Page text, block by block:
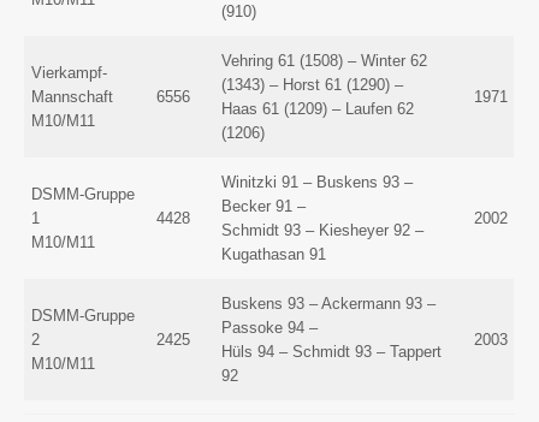
(910)
Vierkampf-
Mannschaft
M10/M11
6556
Vehring 61 (1508) – Winter 62
(1343) – Horst 61 (1290) –
Haas 61 (1209) – Laufen 62
(1206)
1971
DSMM-Gruppe
1
M10/M11
4428
Winitzki 91 – Buskens 93 –
Becker 91 –
Schmidt 93 – Kiesheyer 92 –
Kugathasan 91
2002
DSMM-Gruppe
2
M10/M11
2425
Buskens 93 – Ackermann 93 –
Passoke 94 –
Hüls 94 – Schmidt 93 – Tappert
92
2003